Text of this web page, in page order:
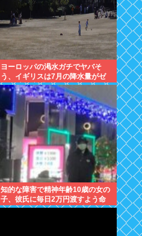
ヨーロッパの渇水ガチでヤバそ
う、イギリスは7月の降水量がゼ
ロに 専門家「今年は過去最悪の不
作になる可能性」
知的な障害で精神年齢10歳の女の
子、彼氏に毎日2万円渡すよう命
じられ、暴力を恐れ連日売春。客